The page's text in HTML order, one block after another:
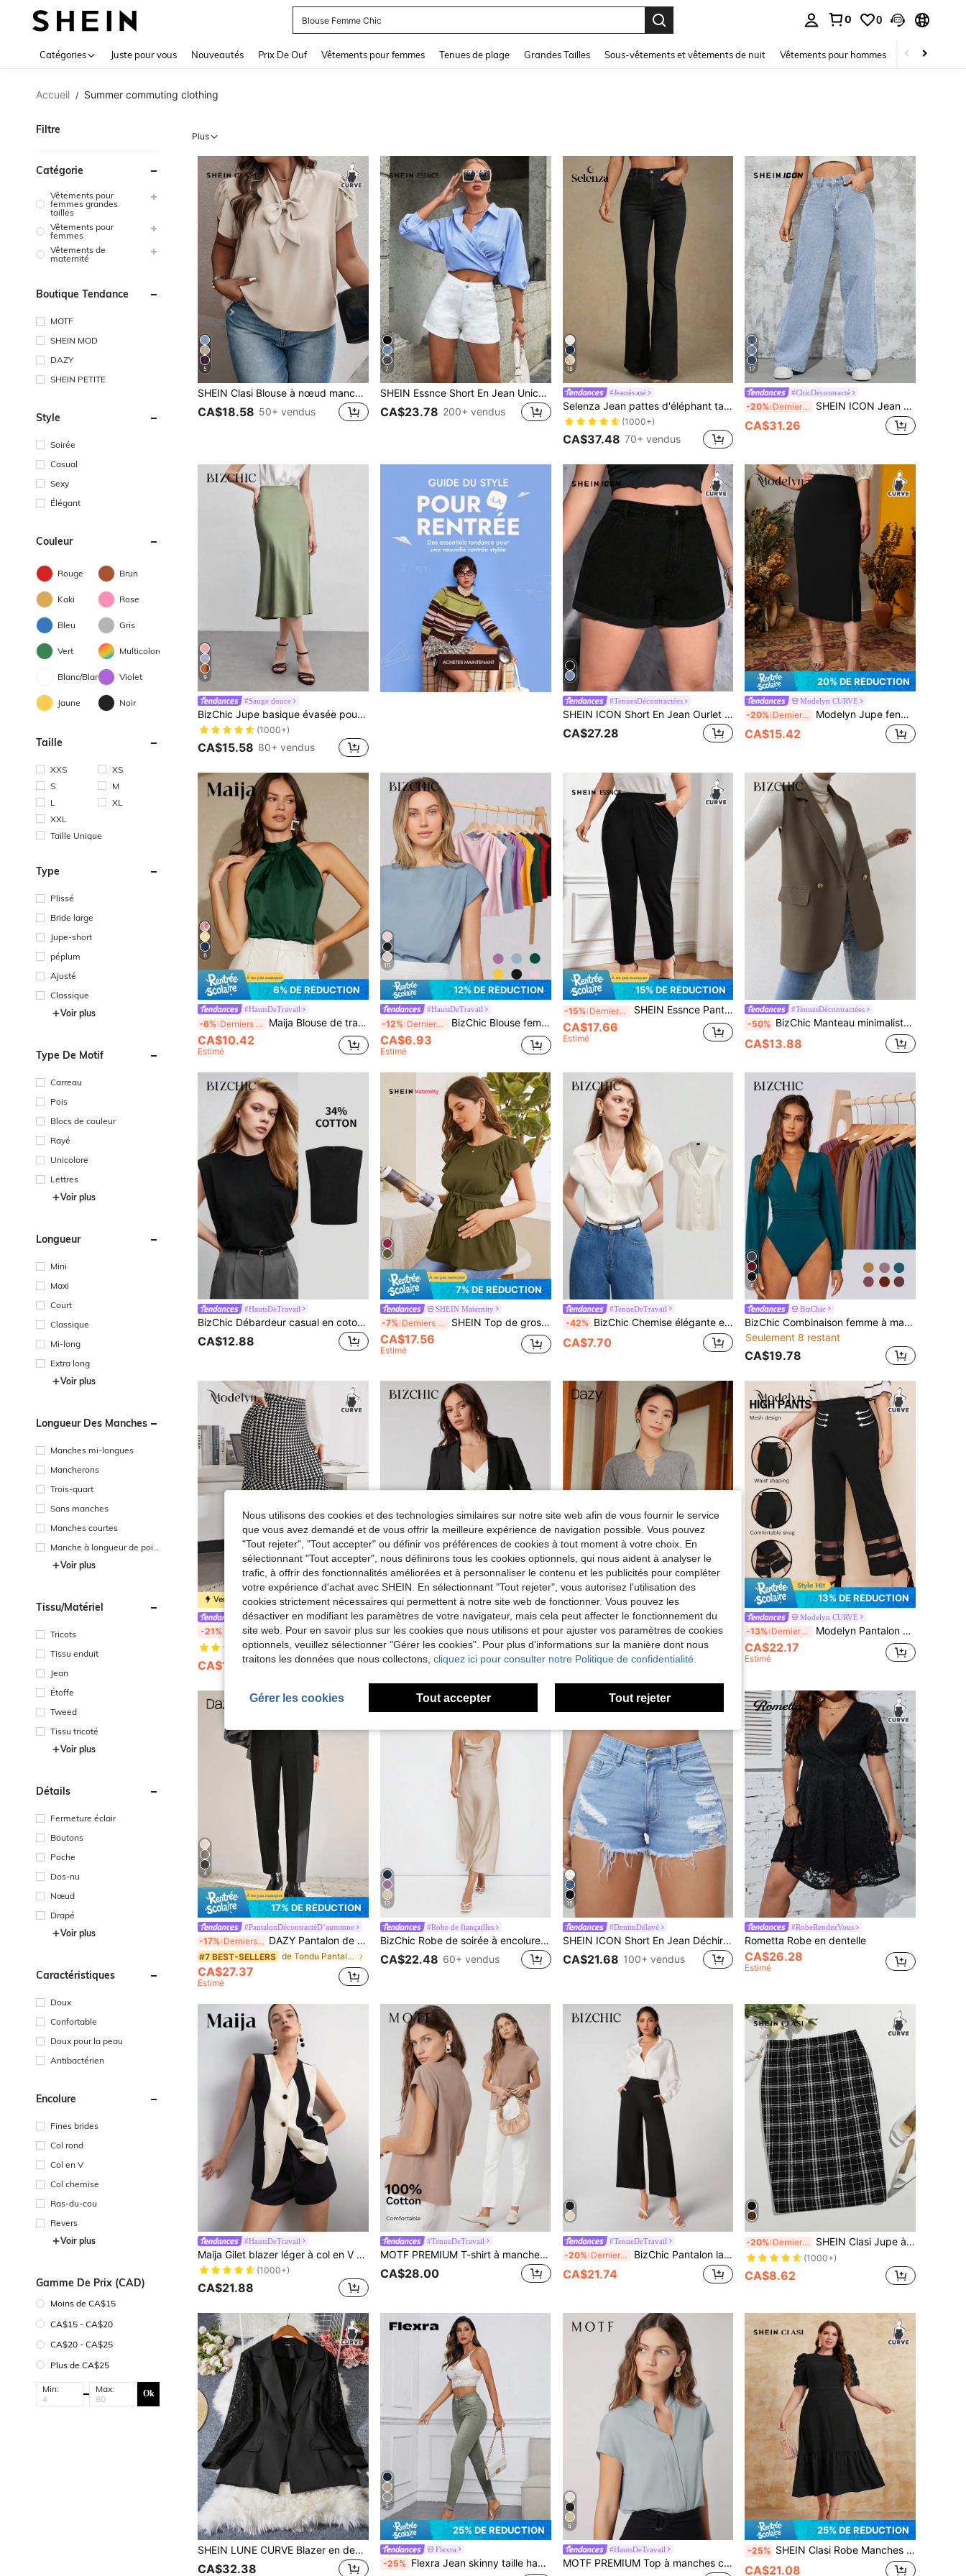
Blouse Femme Chic
0 0
Catégories Juste pour vous Nouveautés Prix De Ouf Vêtements pour femmes Tenues de plage Grandes Tailles Sous-vêtements et vêtements de nuit Vêtements pour hommes Enfants
Accueil / Summer commuting clothing
Filtre
Catégorie
Vêtements pour
femmes grandes
tailles
Vêtements pour
femmes
Vêtements de
maternité
Boutique Tendance
MOTF
SHEIN MOD
DAZY
SHEIN PETITE
Style
Soirée
Casual
Sexy
Élégant
Couleur
Rouge Brun
Kaki Rose
Bleu Gris
Vert Multicolore
Blanc/Blanche Violet
Jaune Noir
Taille
XXS
XS
S
M
L
XL
XXL
Taille Unique
Type
Plissé
Bride large
Jupe-short
péplum
Ajusté
Classique
Voir plus
Type De Motif
Carreau
Pois
Blocs de couleur
Rayé
Unicolore
Lettres
Voir plus
Longueur
Mini
Maxi
Court
Classique
Mi-long
Extra long
Voir plus
Longueur Des Manches
Manches mi-longues
Mancherons
Trois-quart
Sans manches
Manches courtes
Manche à longueur de poig
netVoir plus
Tissu/matériel
Tricots
Tissu enduit
Jean
Étoffe
Tweed
Tissu tricoté
Voir plus
Détails
Fermeture éclair
Boutons
Poche
Dos-nu
Nœud
Drapé
Voir plus
Caractéristiques
Doux
Confortable
Doux pour la peau
Antibactérien
Encolure
Fines brides
Col rond
Col en V
Col chemise
Ras-du-cou
Revers
Voir plus
Gamme De Prix (CAD)
Moins de CA$15
CA$15 - CA$20
CA$20 - CA$25
Plus de CA$25
Min: Max: Ok
Plus
5
SHEIN Clasi Blouse à nœud manches tulipe
CA$18.58 50+ vendus
7
SHEIN Essnce Short En Jean Unicolore Ourlet Roulé
CA$23.78 200+ vendus
18
#Jeanévasé
Selenza Jean pattes d'éléphant taille haute, bouton casual pour femmes, poche, fermeture éclair, taille haute, pattes d'éléphant, noir coton coupe régulière, femmes, printemps/automne, port quotidien casual
(1000+)
CA$37.48 70+ vendus
17
#ChicDécontracté
-20% Derniers 3 jours SHEIN ICON Jean Taille Haute Ample
CA$31.26
9
#Sauge douce
BizChic Jupe basique évasée pour femmes, convenant pour le trajet, les affaires, les tenues décontractées, le bureau, les tenues formelles élégantes pour dames, automne
(1000+)
CA$15.58 80+ vendus
#TenuesDécontractées
SHEIN ICON Short En Jean Ourlet Roulé
CA$27.28
20% DE RÉDUCTION
Modelyn CURVE
-20% Derniers 3 jours Modelyn Jupe fendu unicolore
CA$15.42
6
6% DE RÉDUCTION
#HautsDeTravail
-6% Derniers 3 jours Maija Blouse de travail en satin unicolore à col ras-du-cou, Hauts sans manches
CA$10.42
Estimé
15
12% DE RÉDUCTION
#HautsDeTravail
-12% Derniers 3 jours BizChic Blouse femme à manches chauve-souris asymétriques de couleur unie, chemise plissée élégante, Top de tenue de bureau décontractée et habillée à la mode
CA$6.93
Estimé
15% DE RÉDUCTION
-15% Derniers 3 jours SHEIN Essnce Pantalon unicolore à poche
CA$17.66
Estimé
#TenuesDécontractées
-50% BizChic Manteau minimaliste pour femmes, de couleur unie, sans manches, avec un devant à boutons. Top basique casual pour le port quotidien, les déplacements, la mode simple et la tenue de bureau décontractée en automne/hiver
CA$13.88
#HautsDeTravail
BizChic Débardeur casual en coton noir matelassé pour femmes, coupe ample, convient pour les trajets urbains, le bureau, les tenues casual chic, les soirées et autres occasions
CA$12.88
7% DE RÉDUCTION
SHEIN Maternity
-7% Derniers 3 jours SHEIN Top de grossesse ceinturé
CA$17.56
Estimé
#TenueDeTravail
-42% BizChic Chemise élégante en satin à manches courtes pour femmes, col blanc et boutons, tenue décontractée et de bureau
CA$7.70
8
BizChic
BizChic Combinaison femme à manches longues avec encolure V profonde, volants et manches lanternes. Blouse élégante, chic et minimaliste pour le travail, les concerts de musique, pour un look mature et raffiné
Seulement 8 restant
CA$19.78
Vente Flash 20:03:16
Modelyn CURVE
-21% Modelyn Jupe à pied-de-poule à volants
(500+)
CA$12.87
#Ensemble de vêtements de travail
BizChic Blazer à manches volantées pour femmes en automne, uniforme de travail, tenue décontractée chic, vêtement de bureau et de ville, tenue de cérémonie
CA$32.48
#MaillesEssentielles
DAZY Top tricoté casual à col V et manches courtes pour femme, style business casual
CA$18.48
13% DE RÉDUCTION
Modelyn CURVE
-13% Derniers 3 jours Modelyn Pantalon bootcut avec pièces transparentes
CA$22.17
Estimé
4
17% DE RÉDUCTION
#PantalonDécontractéD’automne
-17% Derniers 3 jours DAZY Pantalon de costume casual pour femmes de couleur unie, pantalon habillé pour femmes
#7 BEST-SELLERS de Tondu Pantalon de costume pour femme
CA$27.37
Estimé
12
#Robe de fiançailles
BizChic Robe de soirée à encolure drapée de couleur unie pour femmes, robe de camisole en satin longue, élégante pour les mariages, les tenues de bureau décontractées, les concerts, les invités de mariage
CA$22.48 60+ vendus
15
#DenimDélavé
SHEIN ICON Short En Jean Déchiré Effiloché
CA$21.68 100+ vendus
#RobeRendezVous
Rometta Robe en dentelle
CA$26.28
Estimé
#HautsDeTravail
Maija Gilet blazer léger à col en V avec boutons et blocs de couleurs bicolores pour femmes, travail, automne/hiver, sorties
(1000+)
CA$21.88
#TenueDeTravail
MOTF PREMIUM T-shirt à manches raglan
CA$28.00
#TenueDeTravail
-20% Derniers 3 jours BizChic Pantalon large court noir pour femmes, pantalon casual chic pour le bureau, automne/hiver
CA$21.74
-20% Derniers 3 jours SHEIN Clasi Jupe à carreaux avec taille élastique
(1000+)
CA$8.62
SHEIN LUNE CURVE Blazer en dentelle à bouton
CA$32.38
5
25% DE RÉDUCTION
Flexra
-25% Flexra Jean skinny taille haute, bouton décontracté, poche, fermeture éclair taille haute jean skinny long en coton vert pour femmes, printemps/automne, usage quotidien décontracté
5
#HautsDeTravail
MOTF PREMIUM Top à manches chauve-souris droites
25% DE RÉDUCTION
-25% SHEIN Clasi Robe Manches Bouffantes À Volants
CA$21.08
Nous utilisons des cookies et des technologies similaires sur notre site web afin de vous fournir le service
que vous avez demandé et de vous offrir la meilleure expérience de navigation possible. Vous pouvez
"Tout rejeter", "Tout accepter" ou définir vos préférences de cookies à tout moment à votre choix. En
sélectionnant "Tout accepter", nous définirons tous les cookies optionnels, qui nous aident à analyser le
trafic, à offrir des fonctionnalités améliorées et à personnaliser le contenu et les publicités pour compléter
votre expérience d'achat avec SHEIN. En sélectionnant "Tout rejeter", vous autorisez l'utilisation des
cookies strictement nécessaires qui permettent à notre site web de fonctionner. Vous pouvez les
désactiver en modifiant les paramètres de votre navigateur, mais cela peut affecter le fonctionnement du
site web. Pour en savoir plus sur les cookies que nous utilisons et pour ajuster vos paramètres de cookies
optionnels, veuillez sélectionner "Gérer les cookies". Pour plus d'informations sur la manière dont nous
traitons les données que nous collectons, cliquez ici pour consulter notre Politique de confidentialité.
Gérer les cookies Tout accepter Tout rejeter